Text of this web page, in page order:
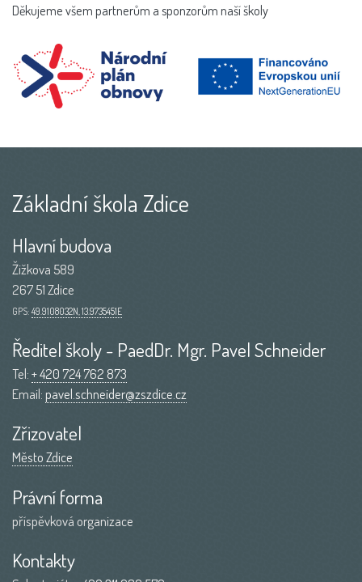
Děkujeme všem partnerům a sponzorům naší školy
Základní škola Zdice
Hlavní budova
Žižkova 589
267 51 Zdice
GPS: 49.9108032N, 13.9735451E
Ředitel školy - PaedDr. Mgr. Pavel Schneider
Tel:+ 420 724 762 873
Email:pavel.schneider@zszdice.cz
Zřizovatel
Město Zdice
Právní forma
příspěvková organizace
Kontakty